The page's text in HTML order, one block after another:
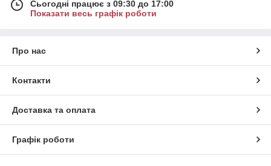
Сьогодні працює з 09:30 до 17:00
Показати весь графік роботи
Про нас
Контакти
Доставка та оплата
Графік роботи